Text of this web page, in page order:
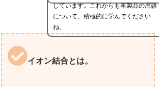
しています。これからも革製品の用語
について、積極的に学んでください
ね。
イオン結合とは。